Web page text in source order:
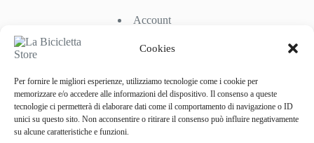
Cookies
Per fornire le migliori esperienze, utilizziamo tecnologie come i cookie per
memorizzare e/o accedere alle informazioni del dispositivo. Il consenso a queste
tecnologie ci permetterà di elaborare dati come il comportamento di navigazione o ID
unici su questo sito. Non acconsentire o ritirare il consenso può influire negativamente
su alcune caratteristiche e funzioni.
Account
Chi Siamo
Link Utili